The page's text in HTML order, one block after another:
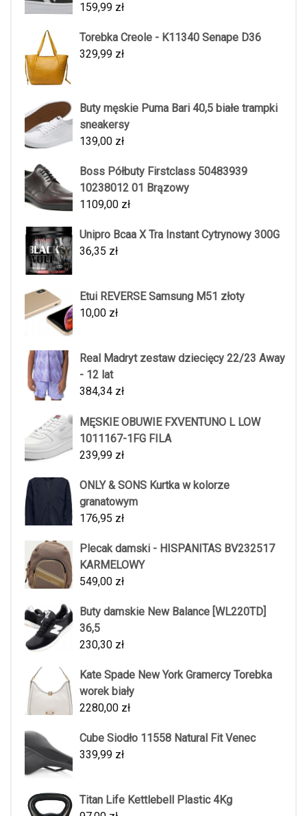
159,99 zł
Torebka Creole - K11340 Senape D36
329,99 zł
Buty męskie Puma Bari 40,5 białe trampki
sneakersy
139,00 zł
Boss Półbuty Firstclass 50483939
10238012 01 Brązowy
1109,00 zł
Unipro Bcaa X Tra Instant Cytrynowy 300G
36,35 zł
Etui REVERSE Samsung M51 złoty
10,00 zł
Real Madryt zestaw dziecięcy 22/23 Away
- 12 lat
384,34 zł
MĘSKIE OBUWIE FXVENTUNO L LOW
1011167-1FG FILA
239,99 zł
ONLY & SONS Kurtka w kolorze
granatowym
176,95 zł
Plecak damski - HISPANITAS BV232517
KARMELOWY
549,00 zł
Buty damskie New Balance [WL220TD]
36,5
230,30 zł
Kate Spade New York Gramercy Torebka
worek biały
2280,00 zł
Cube Siodło 11558 Natural Fit Venec
339,99 zł
Titan Life Kettlebell Plastic 4Kg